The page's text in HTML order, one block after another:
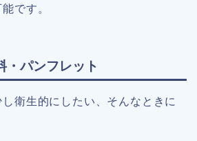
です。
・パンフレット
衛生的にしたい、そんなときに